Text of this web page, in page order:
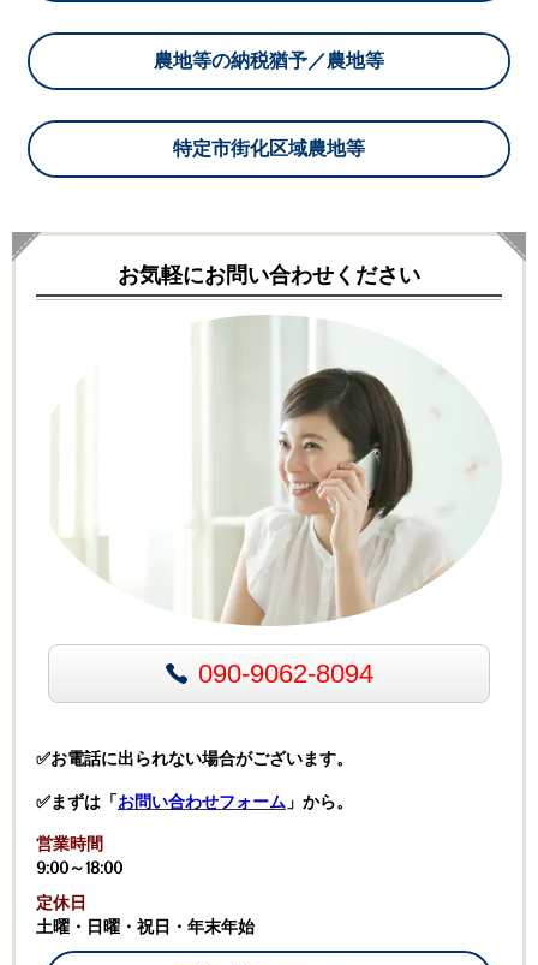
農地等の納税猶予／農地等
特定市街化区域農地等
お気軽にお問い合わせください
090-9062-8094
✅お電話に出られない場合がございます。
✅まずは「お問い合わせフォーム 」から。
営業時間
9:00～18:00
定休日
土曜・日曜・祝日・年末年始